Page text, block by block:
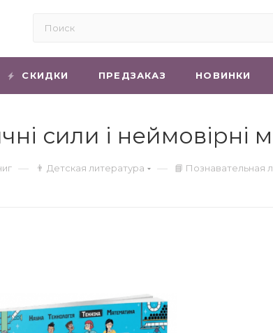
СКИДКИ ПРЕДЗАКАЗ НОВИНКИ
сили і
— 👨 Детская литература — 📘 Познавательная